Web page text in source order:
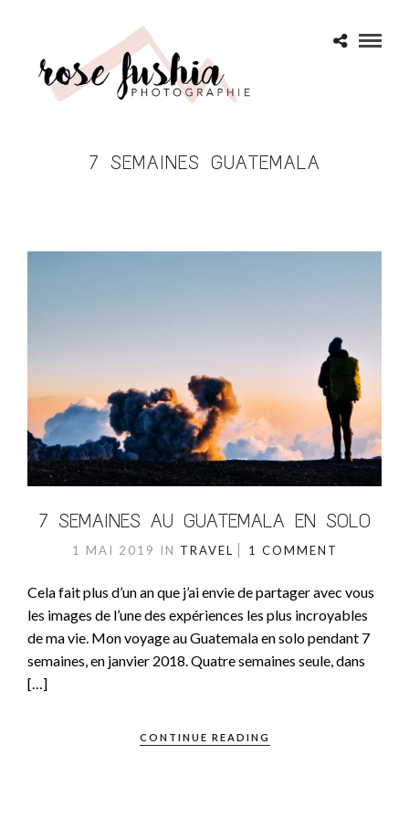
7 SEMAINES GUATEMALA
7 SEMAINES AU GUATEMALA EN SOLO
1 MAI 2019 IN TRAVEL 1 COMMENT
Cela fait plus d’un an que j’ai envie de partager avec vous
les images de l’une des expériences les plus incroyables
de ma vie. Mon voyage au Guatemala en solo pendant 7
semaines, en janvier 2018. Quatre semaines seule, dans
[…]
CONTINUE READING